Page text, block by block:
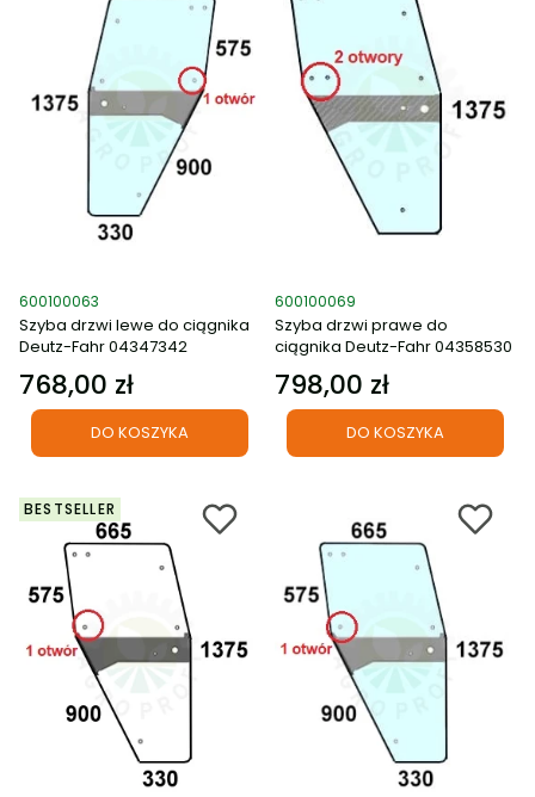
Kod produktu
600100063
Szyba drzwi lewe do ciągnika
Deutz-Fahr 04347342
Cena
768,00 zł
DO KOSZYKA
Kod produktu
600100069
Szyba drzwi prawe do
ciągnika Deutz-Fahr 04358530
Cena
798,00 zł
DO KOSZYKA
BESTSELLER